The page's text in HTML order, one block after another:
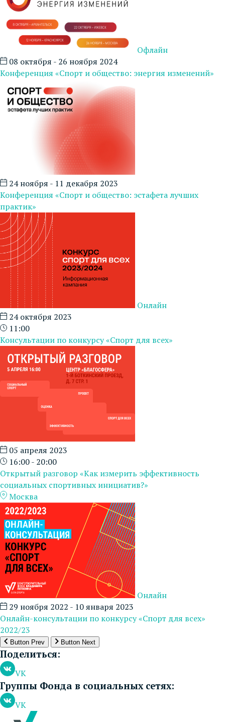
Офлайн
08 октября - 26 ноября 2024
Конференция «Спорт и общество: энергия изменений»
24 ноября - 11 декабря 2023
Конференция «Спорт и общество: эстафета лучших
практик»
Онлайн
24 октября 2023
11:00
Консультации по конкурсу «Спорт для всех»
05 апреля 2023
16:00 - 20:00
Открытый разговор «Как измерить эффективность
социальных спортивных инициатив?»
Москва
Онлайн
29 ноября 2022 - 10 января 2023
Онлайн-консультации по конкурсу «Спорт для всех»
2022/23
Button Prev Button Next
Поделиться:
VK
Группы Фонда в социальных сетях:
VK